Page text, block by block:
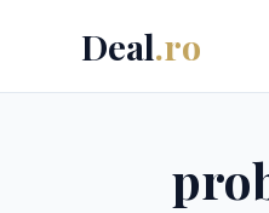
Deal.ro